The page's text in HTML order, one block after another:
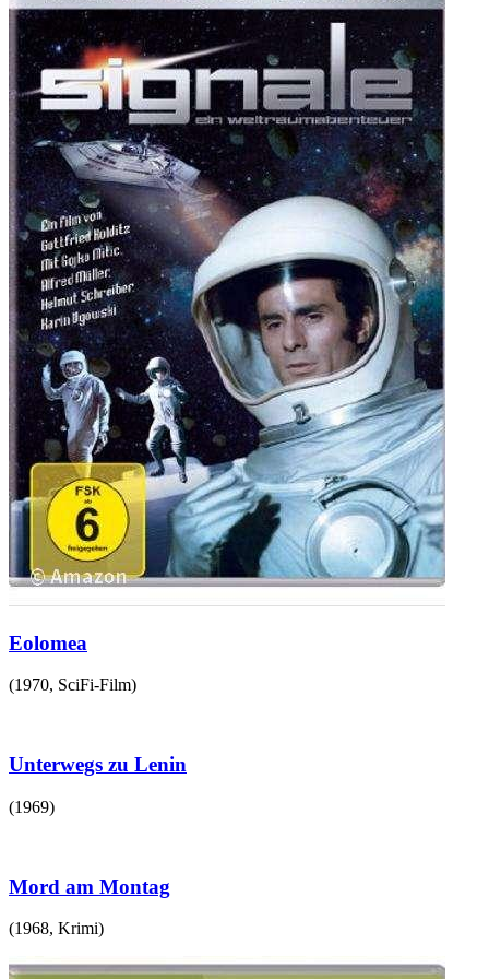
Eolomea
(1970, SciFi-Film)
Unterwegs zu Lenin
(1969)
Mord am Montag
(1968, Krimi)